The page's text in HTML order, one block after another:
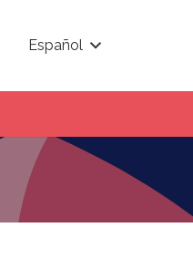
Español